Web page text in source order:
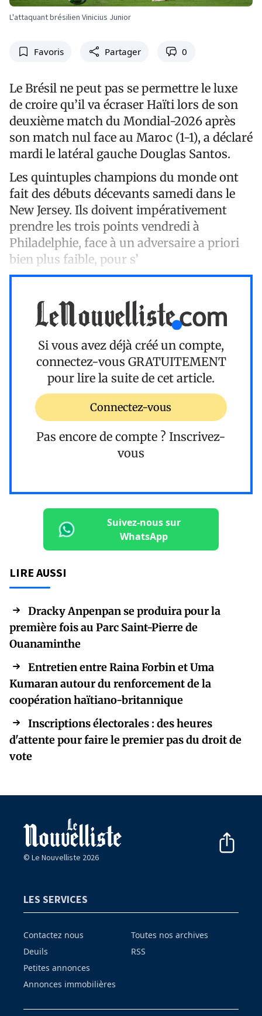
L'attaquant brésilien Vinicius Junior
Favoris Partager 0
Le Brésil ne peut pas se permettre le luxe
de croire qu’il va écraser Haïti lors de son
deuxième match du Mondial-2026 après
son match nul face au Maroc (1-1), a déclaré
mardi le latéral gauche Douglas Santos.
Les quintuples champions du monde ont
fait des débuts décevants samedi dans le
New Jersey. Ils doivent impérativement
prendre les trois points vendredi à
Philadelphie, face à un adversaire a priori
bien plus faible, pour s’
Si vous avez déjà créé un compte,
connectez-vous GRATUITEMENT
pour lire la suite de cet article.
Connectez-vous
Pas encore de compte ? Inscrivez-
vous
Suivez-nous sur
WhatsApp
LIRE AUSSI
Dracky Anpenpan se produira pour la
première fois au Parc Saint-Pierre de
Ouanaminthe
Entretien entre Raina Forbin et Uma
Kumaran autour du renforcement de la
coopération haïtiano-britannique
Inscriptions électorales : des heures
d'attente pour faire le premier pas du droit de
vote
© Le Nouvelliste 2026
LES SERVICES
Contactez nous
Deuils
Petites annonces
Annonces immobilières
Toutes nos archives
RSS